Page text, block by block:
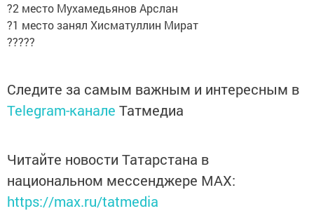
?2 место Мухамедьянов Арслан
?1 место занял Хисматуллин Мират
?????
Следите за самым важным и интересным в
Telegram-канале Татмедиа
Читайте новости Татарстана в
национальном мессенджере MАХ:
https://max.ru/tatmedia